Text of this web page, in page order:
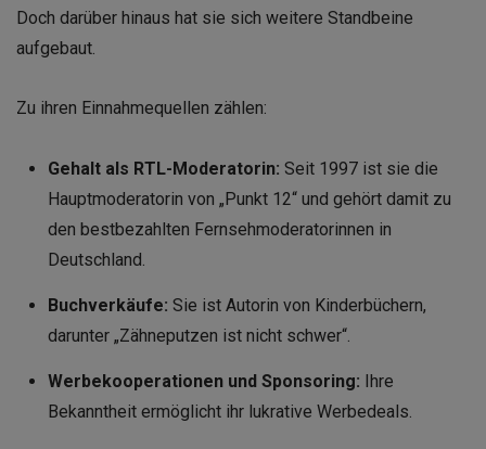
Doch darüber hinaus hat sie sich weitere Standbeine
aufgebaut.
Zu ihren Einnahmequellen zählen:
Gehalt als RTL-Moderatorin: Seit 1997 ist sie die
Hauptmoderatorin von „Punkt 12“ und gehört damit zu
den bestbezahlten Fernsehmoderatorinnen in
Deutschland.
Buchverkäufe: Sie ist Autorin von Kinderbüchern,
darunter „Zähneputzen ist nicht schwer“.
Werbekooperationen und Sponsoring: Ihre
Bekanntheit ermöglicht ihr lukrative Werbedeals.